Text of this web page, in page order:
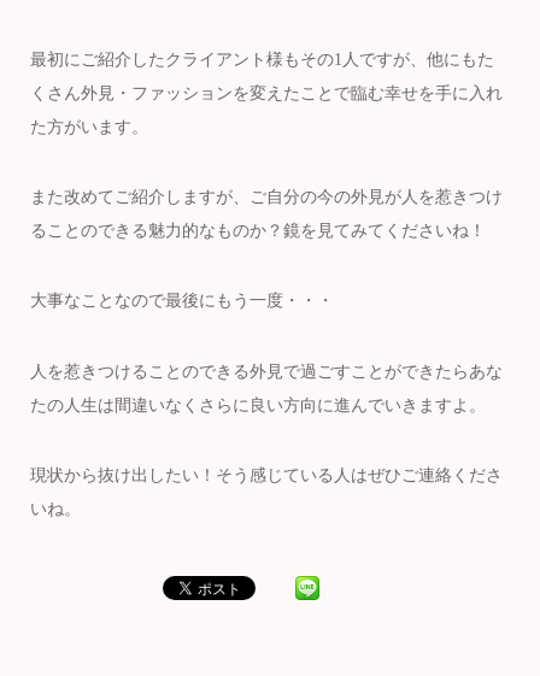
最初にご紹介したクライアント様もその1人ですが、他にもた
くさん外見・ファッションを変えたことで臨む幸せを手に入れ
た方がいます。
また改めてご紹介しますが、ご自分の今の外見が人を惹きつけ
ることのできる魅力的なものか？鏡を見てみてくださいね！
大事なことなので最後にもう一度・・・
人を惹きつけることのできる外見で過ごすことができたらあな
たの人生は間違いなくさらに良い方向に進んでいきますよ。
現状から抜け出したい！そう感じている人はぜひご連絡くださ
いね。